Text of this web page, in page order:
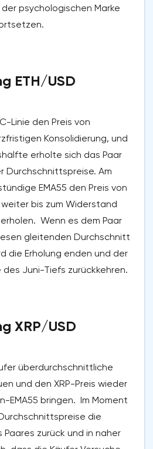
psychologischen Marke
ETH/USD
Linie den Preis von
Konsolidierung, und
erholte sich das Paar
Durchschnittspreise. Am
EMA55 den Preis von
bis zum Widerstand
Wenn es dem Paar
gleitenden Durchschnitt
die Erholung enden und der
des Juni-Tiefs zurückkehren.
XRP/USD
überdurchschnittliche
und den XRP-Preis wieder
EMA55 bringen. Im Moment
die
zurück und in naher